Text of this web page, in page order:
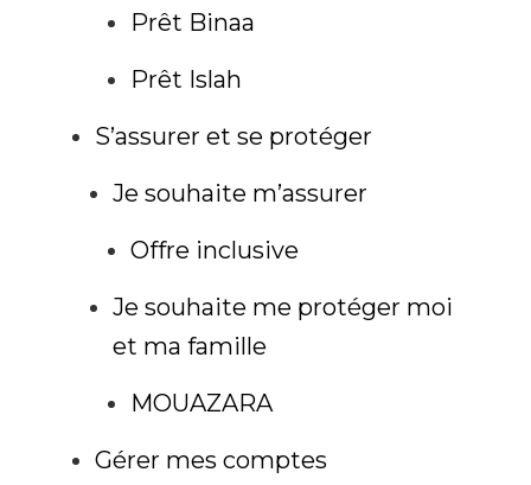
Prêt Binaa
Prêt Islah
S’assurer et se protéger
Je souhaite m’assurer
Offre inclusive
Je souhaite me protéger moi
et ma famille
MOUAZARA
Gérer mes comptes